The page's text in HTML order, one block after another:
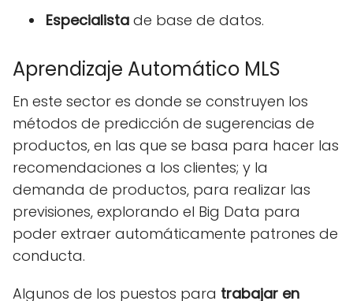
Especialista de base de datos.
Aprendizaje Automático MLS
En este sector es donde se construyen los
métodos de predicción de sugerencias de
productos, en las que se basa para hacer las
recomendaciones a los clientes; y la
demanda de productos, para realizar las
previsiones, explorando el Big Data para
poder extraer automáticamente patrones de
conducta.
Algunos de los puestos para trabajar en